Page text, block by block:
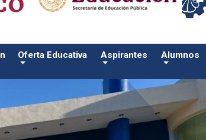
Oferta Educativa Aspirantes Alumnos